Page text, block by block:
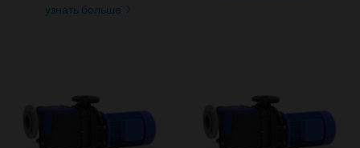
узнать больше